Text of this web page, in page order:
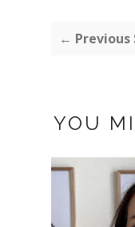
← Previous
YOU